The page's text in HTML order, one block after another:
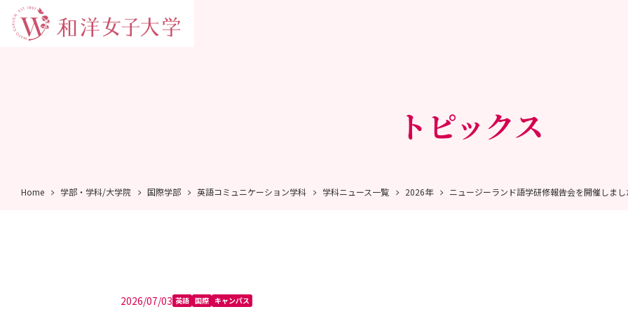
トピックス
Home 学部・学科/大学院 国際学部 英語コミュニケーション学科 学科ニュース一覧 2026年 ニュージーランド語学研修報告会を開催しまし
2026/07/03 英語 国際 キャンパス